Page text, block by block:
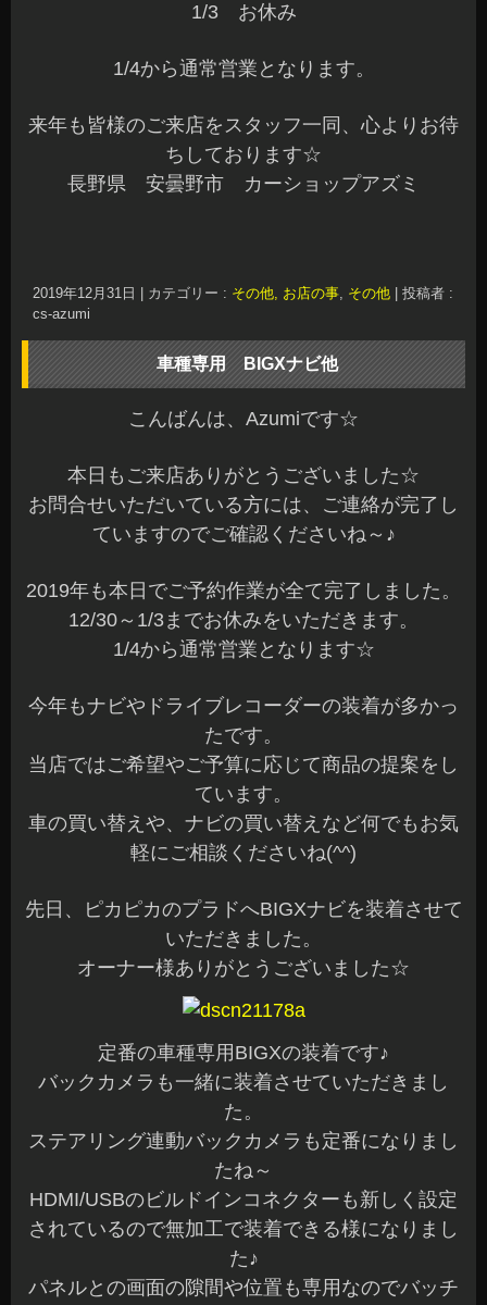
1/3 お休み
1/4から通常営業となります。
来年も皆様のご来店をスタッフ一同、心よりお待
ちしております☆
長野県 安曇野市 カーショップアズミ
2019年12月31日 カテゴリー : その他, お店の事, その他
投稿者 :
cs-azumi
車種専用 BIGXナビ他
こんばんは、Azumiです☆
本日もご来店ありがとうございました☆
お問合せいただいている方には、ご連絡が完了し
ていますのでご確認くださいね～♪
2019年も本日でご予約作業が全て完了しました。
12/30～1/3までお休みをいただきます。
1/4から通常営業となります☆
今年もナビやドライブレコーダーの装着が多かっ
たです。
当店ではご希望やご予算に応じて商品の提案をし
ています。
車の買い替えや、ナビの買い替えなど何でもお気
軽にご相談くださいね(^^)
先日、ピカピカのプラドへBIGXナビを装着させて
いただきました。
オーナー様ありがとうございました☆
定番の車種専用BIGXの装着です♪
バックカメラも一緒に装着させていただきまし
た。
ステアリング連動バックカメラも定番になりまし
たね～
HDMI/USBのビルドインコネクターも新しく設定
されているので無加工で装着できる様になりまし
た♪
パネルとの画面の隙間や位置も専用なのでバッチ